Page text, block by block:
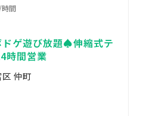
/時間
ゲ遊び放題♠伸縮式テ
時間営業
仲町